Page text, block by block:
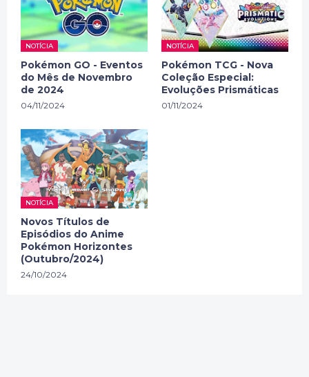
NOTÍCIA
Pokémon GO - Eventos
do Mês de Novembro
de 2024
04/11/2024
NOTÍCIA
Pokémon TCG - Nova
Coleção Especial:
Evoluções Prismáticas
01/11/2024
NOTÍCIA
Novos Títulos de
Episódios do Anime
Pokémon Horizontes
(Outubro/2024)
24/10/2024